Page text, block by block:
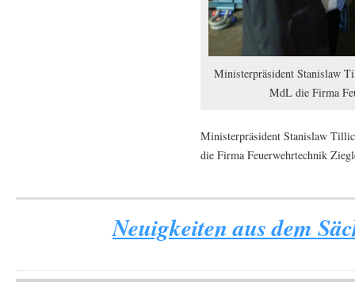
Ministerpräsident Stanislaw
MdL die Firma
Ministerpräsident Stanislaw
die Firma Feuerwehrtechnik
Neuigkeiten aus dem